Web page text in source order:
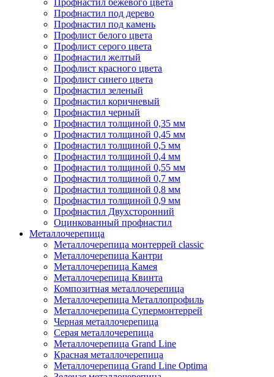
Профнастил бежевого цвета
Профнастил под дерево
Профнастил под камень
Профлист белого цвета
Профлист серого цвета
Профнастил желтый
Профлист красного цвета
Профлист синего цвета
Профнастил зеленый
Профнастил коричневый
Профнастил черный
Профнастил толщиной 0,35 мм
Профнастил толщиной 0,45 мм
Профнастил толщиной 0,5 мм
Профнастил толщиной 0,4 мм
Профнастил толщиной 0,55 мм
Профнастил толщиной 0,7 мм
Профнастил толщиной 0,8 мм
Профнастил толщиной 0,9 мм
Профнастил Двухсторонний
Оцинкованный профнастил
Металлочерепица
Металлочерепица монтеррей classic
Металлочерепица Кантри
Металлочерепица Камея
Металлочерепица Квинта
Композитная металлочерепица
Металлочерепица Металлопрофиль
Металлочерепица Супермонтеррей
Черная металлочерепица
Серая металлочерепица
Металлочерепица Grand Line
Красная металлочерепица
Металлочерепица Grand Line Optima